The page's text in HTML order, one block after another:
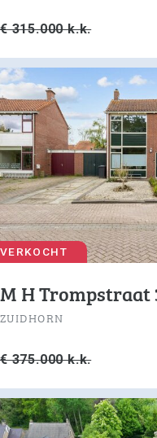
€ 315.000 k.k.
VERKOCHT
M H Trompstraat
ZUIDHORN
€ 375.000 k.k.